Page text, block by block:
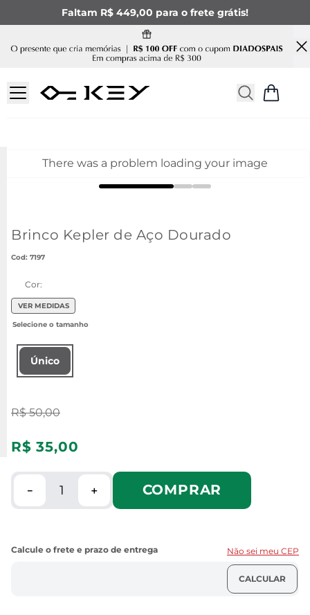
Faltam R$ 449,00 para o frete grátis!
There was a problem loading your image
Brinco Kepler de Aço Dourado
: 7197
Cor:
VER MEDIDAS
Único
R$ 50,00
R$ 35,00
＋
－ COMPRAR
Não sei meu CEP